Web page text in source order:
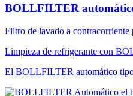
BOLLFILTER
Filtro de lavado a contracorriente
Limpieza de refrigerante con
El BOLLFILTER automático